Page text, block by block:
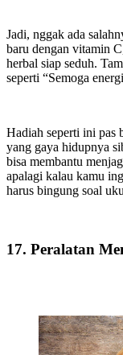
Jadi, nggak ada
baru dengan vitamin
herbal siap seduh.
seperti “Semoga
Hadiah seperti ini pas
yang gaya hidupnya
bisa membantu
apalagi kalau kamu
harus bingung soal
17. Peralatan